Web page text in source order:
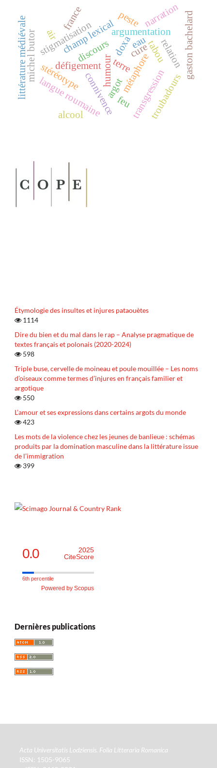
tabou
transgression
argumentation
discours
défigement
connivence
humour
argotmétaphore
langue roumaine
champ lexical
stéréotype
doxa
stigmatisation relation
michel butor gaston bachelard
eau
air
terre
feu troubadours
littérature médiévale france peste
cure
narration
alcool
Étymologie des insultes et injures pataouètes
1114
Dire du bien et du mal dans le rap – Analyse pragmatique de
textes français et polonais (2020-2024)
598
Triple buse, cervelle de moineau et poule mouillée – Les noms
d’oiseaux comme termes d’injures en français familier et
argotique
550
L’amour et ses expressions dans certains argots du monde
423
Les mots de la violence chez les jeunes de banlieue : schémas
produits par la domination masculine dans la littérature issue
de l’immigration
399
0.0
2025
CiteScore
6th percentile
Powered by Scopus
Dernières publications
Acta Universitatis Lodziensis. Folia Litteraria Romanica
ISSN: 1505-9065